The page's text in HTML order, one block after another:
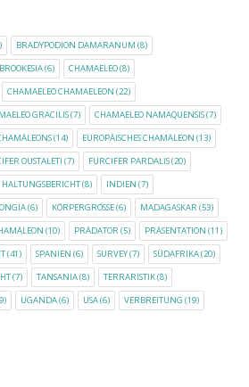
BRADYPODION DAMARANUM (8)
BROOKESIA(6) CHAMAELEO(8)
CHAMAELEO CHAMAELEON (22)
GRACILIS(7) CHAMAELEO NAMAQUENSIS(7)
(14) EUROPÄISCHES CHAMÄLEON (13)
OUSTALETI (7) FURCIFER PARDALIS(20)
HALTUNGSBERICHT(8) INDIEN (7)
(6) KÖRPERGRÖSSE (6) MADAGASKAR(53)
(10) PRÄDATOR(5) PRÄSENTATION (11)
(41) SPANIEN (6) SURVEY(7) SÜDAFRIKA(20)
(7) TANSANIA(8) TERRARISTIK(8)
UGANDA(6) USA(6) VERBREITUNG (19)